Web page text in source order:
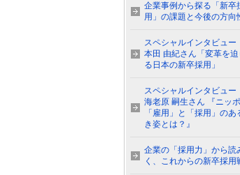
企業事例から探る「新卒
用」の課題と今後の方向
スペシャルインタビュー
本田 由紀さん「変革を
る日本の新卒採用」
スペシャルインタビュー
海老原 嗣生さん 『ニッ
「雇用」と「採用」のあ
き姿とは？』
企業の「採用力」から読
く、これからの新卒採用